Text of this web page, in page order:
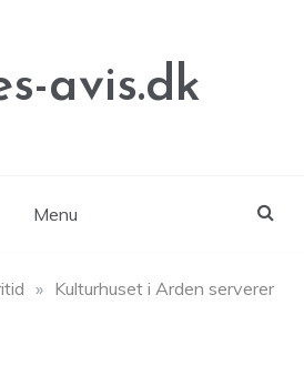
avis.dk
Menu
» Kulturhuset i Arden serverer